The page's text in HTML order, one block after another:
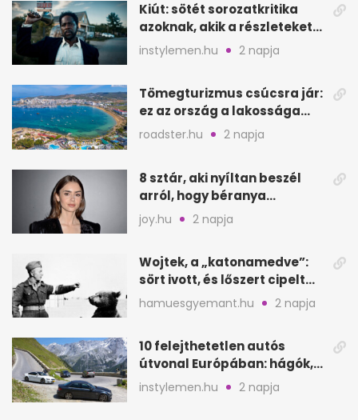
Kiút: sötét sorozatkritika
azoknak, akik a részleteket
keresik
instylemen.hu 2 napja
Tömegturizmus csúcsra jár:
ez az ország a lakossága
kétszeresét fogadja
roadster.hu 2 napja
8 sztár, aki nyíltan beszél
arról, hogy béranya
segítette a családalapítást
joy.hu 2 napja
Wojtek, a „katonamedve”:
sört ivott, és lőszert cipelt
Monte Cassinónál
hamuesgyemant.hu 2 napja
10 felejthetetlen autós
útvonal Európában: hágók,
partok, fjordok
instylemen.hu 2 napja